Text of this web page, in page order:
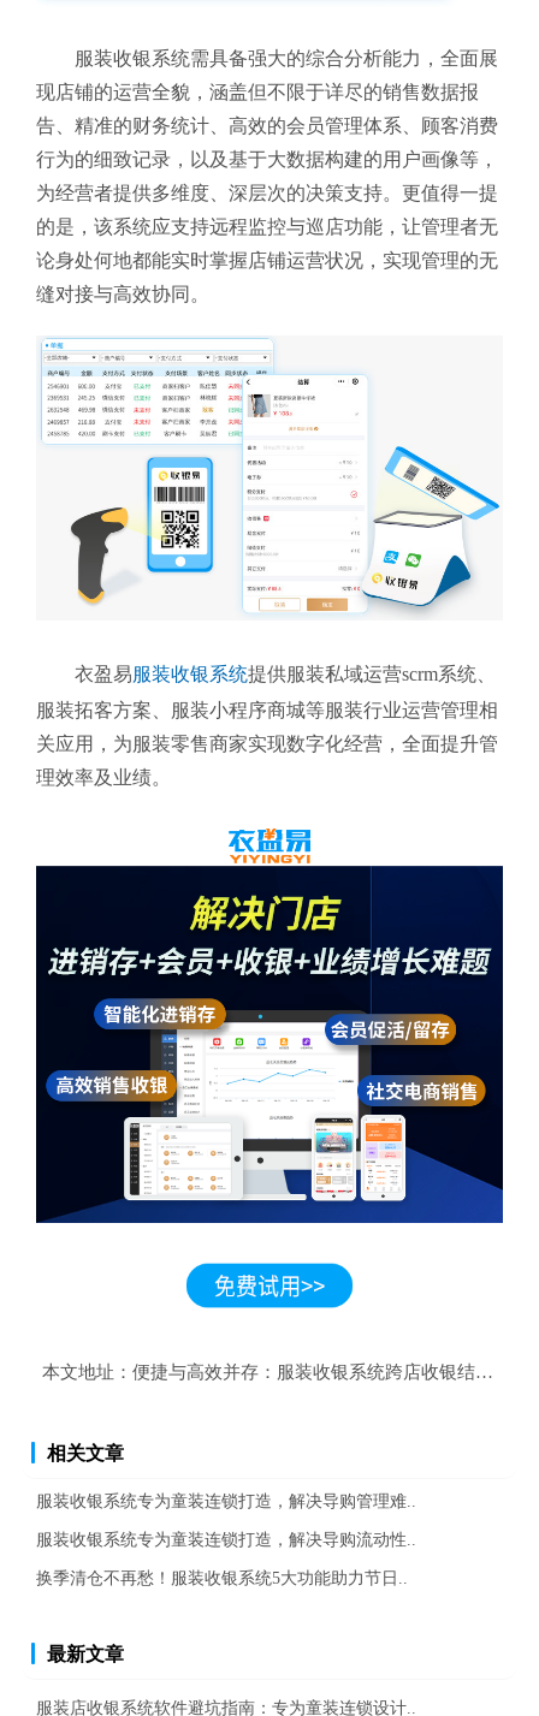
服装收银系统需具备强大的综合分析能力，全面展
现店铺的运营全貌，涵盖但不限于详尽的销售数据报
告、精准的财务统计、高效的会员管理体系、顾客消费
行为的细致记录，以及基于大数据构建的用户画像等，
为经营者提供多维度、深层次的决策支持。更值得一提
的是，该系统应支持远程监控与巡店功能，让管理者无
论身处何地都能实时掌握店铺运营状况，实现管理的无
缝对接与高效协同。
衣盈易服装收银系统提供服装私域运营scrm系统、
服装拓客方案、服装小程序商城等服装行业运营管理相
关应用，为服装零售商家实现数字化经营，全面提升管
理效率及业绩。
本文地址： 便捷与高效并存：服装收银系统跨店收银结算详解
相关文章
服装收银系统专为童装连锁打造，解决导购管理难..
服装收银系统专为童装连锁打造，解决导购流动性..
换季清仓不再愁！服装收银系统5大功能助力节日..
最新文章
服装店收银系统软件避坑指南：专为童装连锁设计..